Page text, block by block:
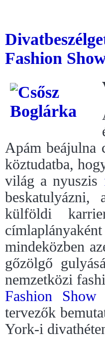
Fashion
Apám beájulna
köztudatba,
világ a nyuszis
beskatulyázni,
külföldi
mindeközben
gőzölgő
nemzetközi
Fashion Show
tervezők
York-i